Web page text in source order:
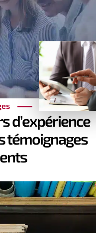
d’expérience
témoignages